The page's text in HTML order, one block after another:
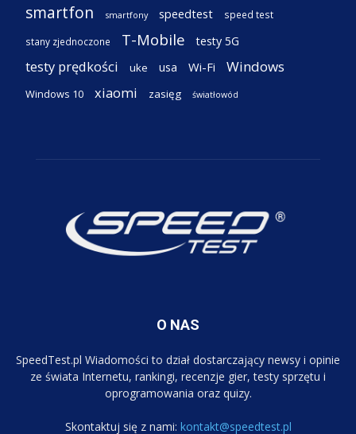
smartfon smartfony speedtest speed test
stany zjednoczone T-Mobile testy 5G
testy prędkości uke usa Wi-Fi Windows
Windows 10 xiaomi zasięg światłowód
O NAS
SpeedTest.pl Wiadomości to dział dostarczający newsy i opinie
ze świata Internetu, rankingi, recenzje gier, testy sprzętu i
oprogramowania oraz quizy.
Skontaktuj się z nami: kontakt@speedtest.pl